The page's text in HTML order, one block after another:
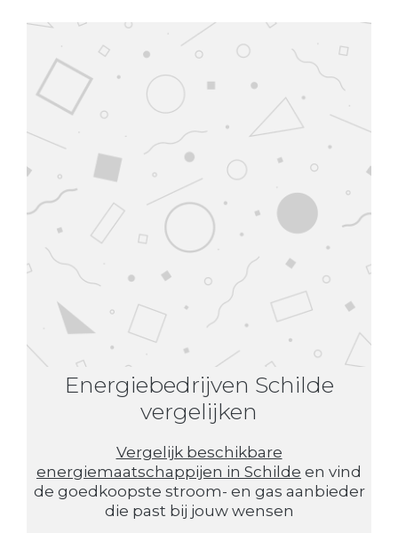
Energiebedrijven Schilde
vergelijken
Vergelijk beschikbare
energiemaatschappijen in Schilde en vind
de goedkoopste stroom- en gas aanbieder
die past bij jouw wensen